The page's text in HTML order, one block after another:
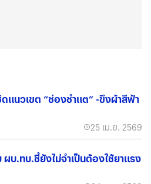
แนวเขต “ช่องชำแต” -ขึงผ้าสีฟ้า
25 เม.ย. 2569
บ.ทบ.ชี้ยังไม่จำเป็นต้องใช้ยาแรง